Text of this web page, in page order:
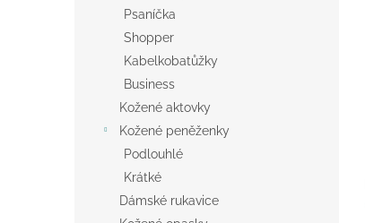
Psaníčka
Shopper
Kabelkobatůžky
Business
Kožené aktovky
Kožené peněženky
Podlouhlé
Krátké
Dámské rukavice